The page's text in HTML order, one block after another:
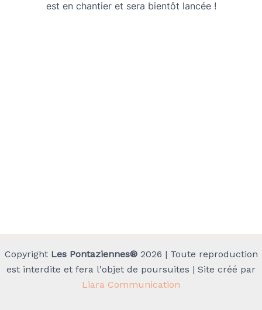
est en chantier et sera bientôt lancée !
Copyright Les Pontaziennes®2026 | Toute reproduction
est interdite et fera l'objet de poursuites | Site créé par
Liara Communication